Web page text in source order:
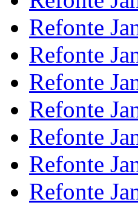
Refonte
Refonte
Refonte
Refonte
Refonte
Refonte
Refonte